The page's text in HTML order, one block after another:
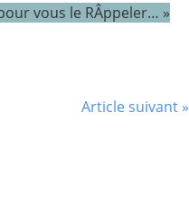
vous le RÂppeler… »
Article suivant »